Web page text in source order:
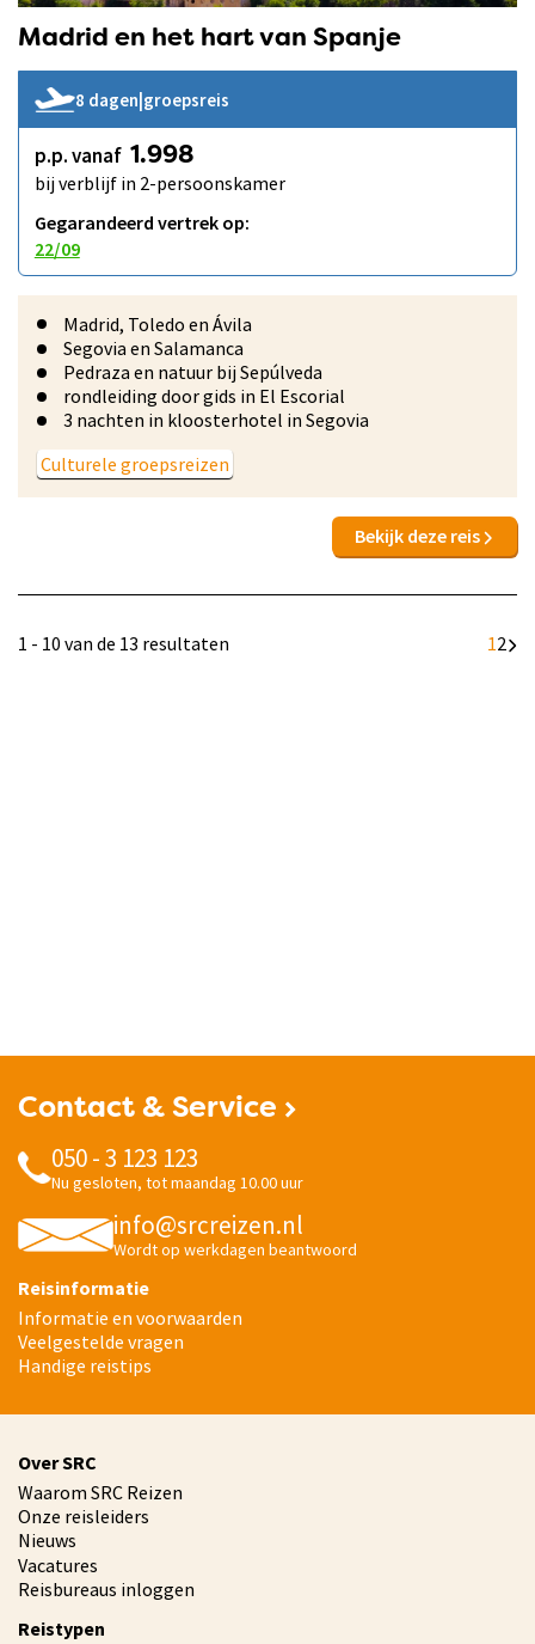
Madrid en het hart van Spanje
8 dagen|groepsreis
p.p. vanaf 1.998
bij verblijf in 2-persoonskamer
Gegarandeerd vertrek op:
22/09
Madrid, Toledo en Ávila
Segovia en Salamanca
Pedraza en natuur bij Sepúlveda
rondleiding door gids in El Escorial
3 nachten in kloosterhotel in Segovia
Culturele groepsreizen
Bekijk deze reis
1 - 10 van de 13 resultaten 12
Contact & Service
050 - 3 123 123
Nu gesloten, tot maandag 10.00 uur
info@srcreizen.nl
Wordt op werkdagen beantwoord
Reisinformatie
Informatie en voorwaarden
Veelgestelde vragen
Handige reistips
Over SRC
Waarom SRC Reizen
Onze reisleiders
Nieuws
Vacatures
Reisbureaus inloggen
Reistypen